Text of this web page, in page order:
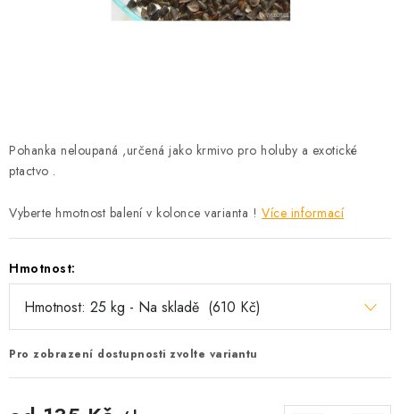
VÝPRODEJ
Slevy Naše prodejna
Doprava a platba
Detail objednávky
Podmínky ochrany osobních údajů
Mapa serveru
Pohanka neloupaná ,určená jako krmivo pro holuby a exotické
ptactvo .
Vyberte hmotnost balení v kolonce varianta ! Více informací
Hmotnost:
Pro zobrazení dostupnosti zvolte variantu